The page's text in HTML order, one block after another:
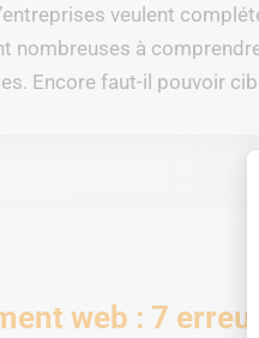
veulent
nombreuses à
Encore faut-il pouvoir
web : 7